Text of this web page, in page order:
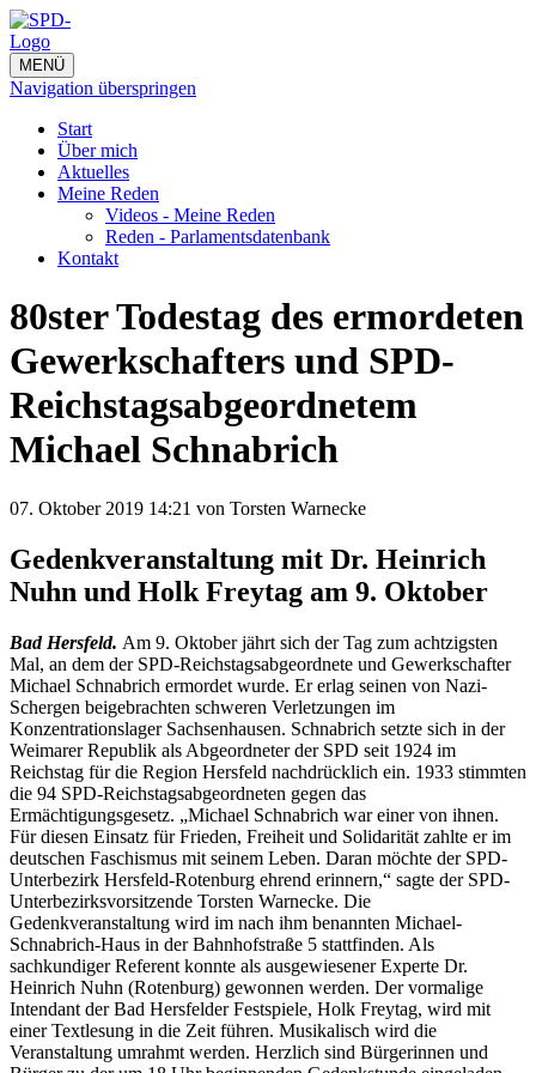
MENÜ
Navigation überspringen
Start
Über mich
Aktuelles
Meine Reden
Videos - Meine Reden
Reden - Parlamentsdatenbank
Kontakt
80ster Todestag des ermordeten
Gewerkschafters und SPD-
Reichstagsabgeordnetem
Michael Schnabrich
07. Oktober 2019 14:21 von Torsten Warnecke
Gedenkveranstaltung mit Dr. Heinrich
Nuhn und Holk Freytag am 9. Oktober
Bad Hersfeld. Am 9. Oktober jährt sich der Tag zum achtzigsten
Mal, an dem der SPD-Reichstagsabgeordnete und Gewerkschafter
Michael Schnabrich ermordet wurde. Er erlag seinen von Nazi-
Schergen beigebrachten schweren Verletzungen im
Konzentrationslager Sachsenhausen. Schnabrich setzte sich in der
Weimarer Republik als Abgeordneter der SPD seit 1924 im
Reichstag für die Region Hersfeld nachdrücklich ein. 1933 stimmten
die 94 SPD-Reichstagsabgeordneten gegen das
Ermächtigungsgesetz. „Michael Schnabrich war einer von ihnen.
Für diesen Einsatz für Frieden, Freiheit und Solidarität zahlte er im
deutschen Faschismus mit seinem Leben. Daran möchte der SPD-
Unterbezirk Hersfeld-Rotenburg ehrend erinnern,“ sagte der SPD-
Unterbezirksvorsitzende Torsten Warnecke. Die
Gedenkveranstaltung wird im nach ihm benannten Michael-
Schnabrich-Haus in der Bahnhofstraße 5 stattfinden. Als
sachkundiger Referent konnte als ausgewiesener Experte Dr.
Heinrich Nuhn (Rotenburg) gewonnen werden. Der vormalige
Intendant der Bad Hersfelder Festspiele, Holk Freytag, wird mit
einer Textlesung in die Zeit führen. Musikalisch wird die
Veranstaltung umrahmt werden. Herzlich sind Bürgerinnen und